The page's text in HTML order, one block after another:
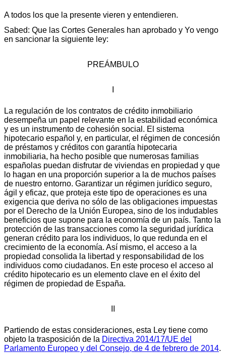
A todos los que la presente vieren y entendieren.
Sabed: Que las Cortes Generales han aprobado y Yo vengo
en sancionar la siguiente ley:
PREÁMBULO
La regulación de los contratos de crédito inmobiliario
desempeña un papel relevante en la estabilidad económica
y es un instrumento de cohesión social. El sistema
hipotecario español y, en particular, el régimen de concesión
de préstamos y créditos con garantía hipotecaria
inmobiliaria, ha hecho posible que numerosas familias
españolas puedan disfrutar de viviendas en propiedad y que
lo hagan en una proporción superior a la de muchos países
de nuestro entorno. Garantizar un régimen jurídico seguro,
ágil y eficaz, que proteja este tipo de operaciones es una
exigencia que deriva no sólo de las obligaciones impuestas
por el Derecho de la Unión Europea, sino de los indudables
beneficios que supone para la economía de un país. Tanto la
protección de las transacciones como la seguridad jurídica
generan crédito para los individuos, lo que redunda en el
crecimiento de la economía. Así mismo, el acceso a la
propiedad consolida la libertad y responsabilidad de los
individuos como ciudadanos. En este proceso el acceso al
crédito hipotecario es un elemento clave en el éxito del
régimen de propiedad de España.
Partiendo de estas consideraciones, esta Ley tiene como
objeto la trasposición de la Directiva 2014/17/UE del
Parlamento Europeo y del Consejo, de 4 de febrero de 2014.